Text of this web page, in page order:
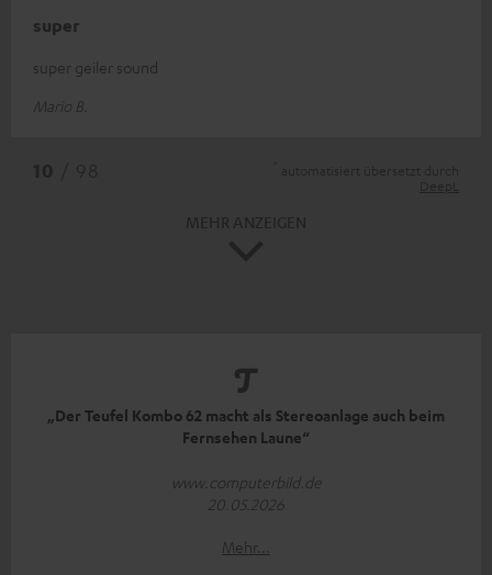
super
super geiler sound
Mario B.
„Der Teufel Kombo 62 macht als Stereoanlage auch beim
Fernsehen Laune“
www.computerbild.de
20.05.2026
Mehr...